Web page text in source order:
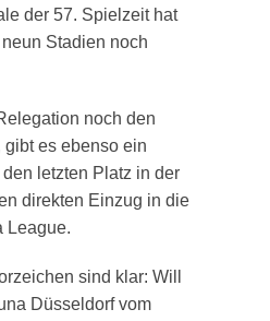
der 57. Spielzeit hat
Stadien noch
noch den
gibt es ebenso ein
letzten Platz in der
direkten Einzug in die
League.
sind klar: Will
Düsseldorf vom